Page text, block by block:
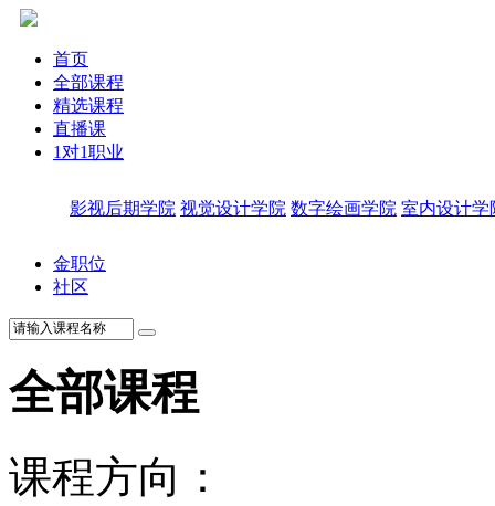
首页
全部课程
精选课程
直播课
1对1职业
影视后期学院 视觉设计学院 数字绘画学院 室内设计学
金职位
社区
全部课程
课程方向：